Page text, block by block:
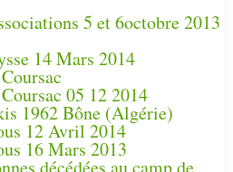
5 et 6octobre 2013
14 Mars 2014
05 12 2014
1962 Bône (Algérie)
12 Avril 2014
16 Mars 2013